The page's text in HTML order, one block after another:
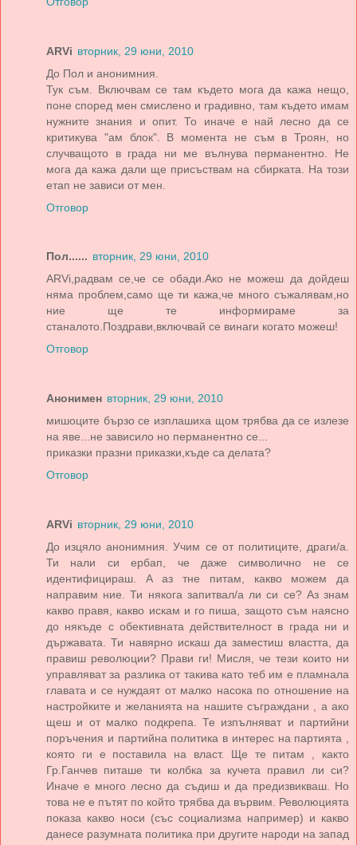
ARVi вторник, 29 юни, 2010
До Пол и анонимния.
Тук съм. Включвам се там където мога да кажа нещо,
поне според мен смислено и градивно, там където имам
нужните знания и опит. То иначе е най лесно да се
критикува "ам блок". В момента не съм в Троян, но
случващото в града ни ме вълнува перманентно. Не
мога да кажа дали ще присъствам на сбирката. На този
етап не зависи от мен.
Отговор
Пол...... вторник, 29 юни, 2010
ARVi,радвам се,че се обади.Ако не можеш да дойдеш
няма проблем,само ще ти кажа,че много съжалявам,но
ние ще те информираме за
станалото.Поздрави,включвай се винаги когато можеш!
Отговор
Анонимен вторник, 29 юни, 2010
мишоците бързо се изплашиха щом трябва да се излезе
на яве...не зависило но перманентно се...
приказки празни приказки,къде са делата?
Отговор
ARVi вторник, 29 юни, 2010
До изцяло анонимния. Учим се от политиците, драги/а.
Ти нали си ербап, че даже символично не се
идентифицираш. А аз тне питам, какво можем да
направим ние. Ти някога запитвал/а ли си се? Аз знам
какво правя, какво искам и го пиша, защото съм наясно
до някъде с обективната действителност в града ни и
държавата. Ти навярно искаш да заместиш властта, да
правиш революции? Прави ги! Мисля, че тези които ни
управляват за разлика от такива като теб им е пламнала
главата и се нуждаят от малко насока по отношение на
настройките и желанията на нашите съграждани , а ако
щеш и от малко подкрепа. Те изпълняват и партийни
поръчения и партийна политика в интерес на партията ,
която ги е поставила на власт. Ще те питам , както
Гр.Ганчев питаше ти колбка за кучета правил ли си?
Иначе е много лесно да съдиш и да предизвикваш. Но
това не е пътят по който трябва да вървим. Революцията
показа какво носи (със социализма например) и какво
данесе разумната политика при другите народи на запад